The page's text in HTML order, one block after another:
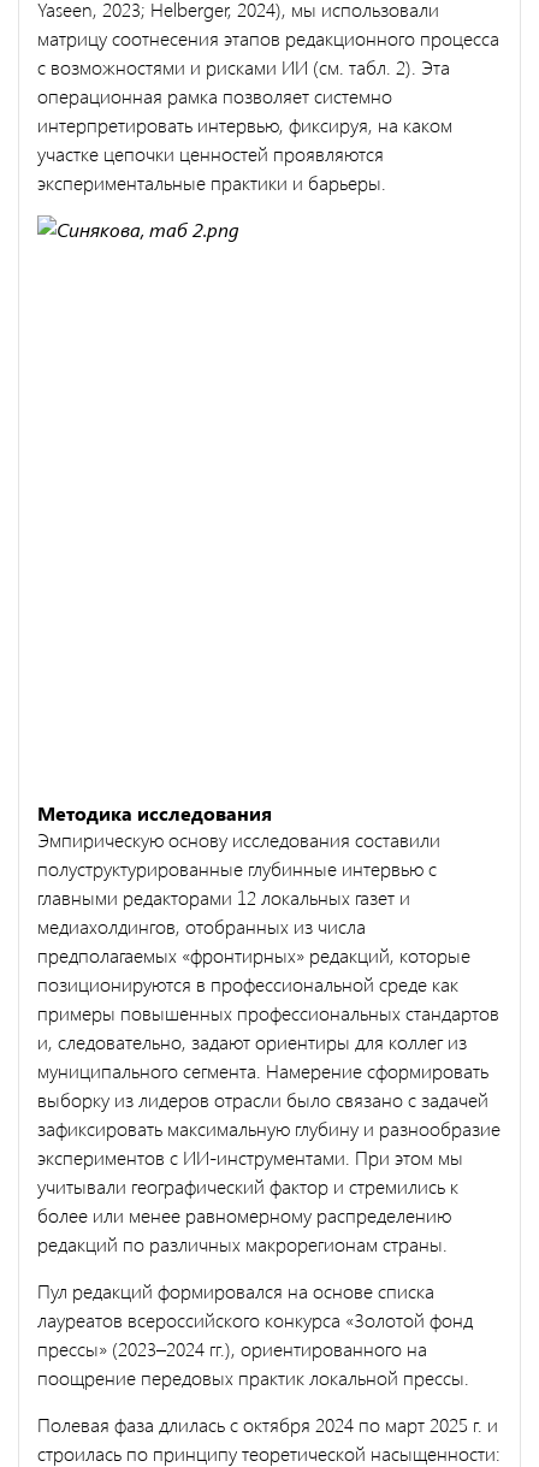
Yaseen, 2023; Helberger, 2024), мы использовали
матрицу соотнесения этапов редакционного процесса
с возможностями и рисками ИИ (см. табл. 2). Эта
операционная рамка позволяет системно
интерпретировать интервью, фиксируя, на каком
участке цепочки ценностей проявляются
экспериментальные практики и барьеры.
Методика исследования
Эмпирическую основу исследования составили
полуструктурированные глубинные интервью с
главными редакторами 12 локальных газет и
медиахолдингов, отобранных из числа
предполагаемых «фронтирных» редакций, которые
позиционируются в профессиональной среде как
примеры повышенных профессиональных стандартов
и, следовательно, задают ориентиры для коллег из
муниципального сегмента. Намерение сформировать
выборку из лидеров отрасли было связано с задачей
зафиксировать максимальную глубину и разнообразие
экспериментов с ИИ-инструментами. При этом мы
учитывали географический фактор и стремились к
более или менее равномерному распределению
редакций по различных макрорегионам страны.
Пул редакций формировался на основе списка
лауреатов всероссийского конкурса «Золотой фонд
прессы» (2023–2024 гг.), ориентированного на
поощрение передовых практик локальной прессы.
Полевая фаза длилась с октября 2024 по март 2025 г. и
строилась по принципу теоретической насыщенности: